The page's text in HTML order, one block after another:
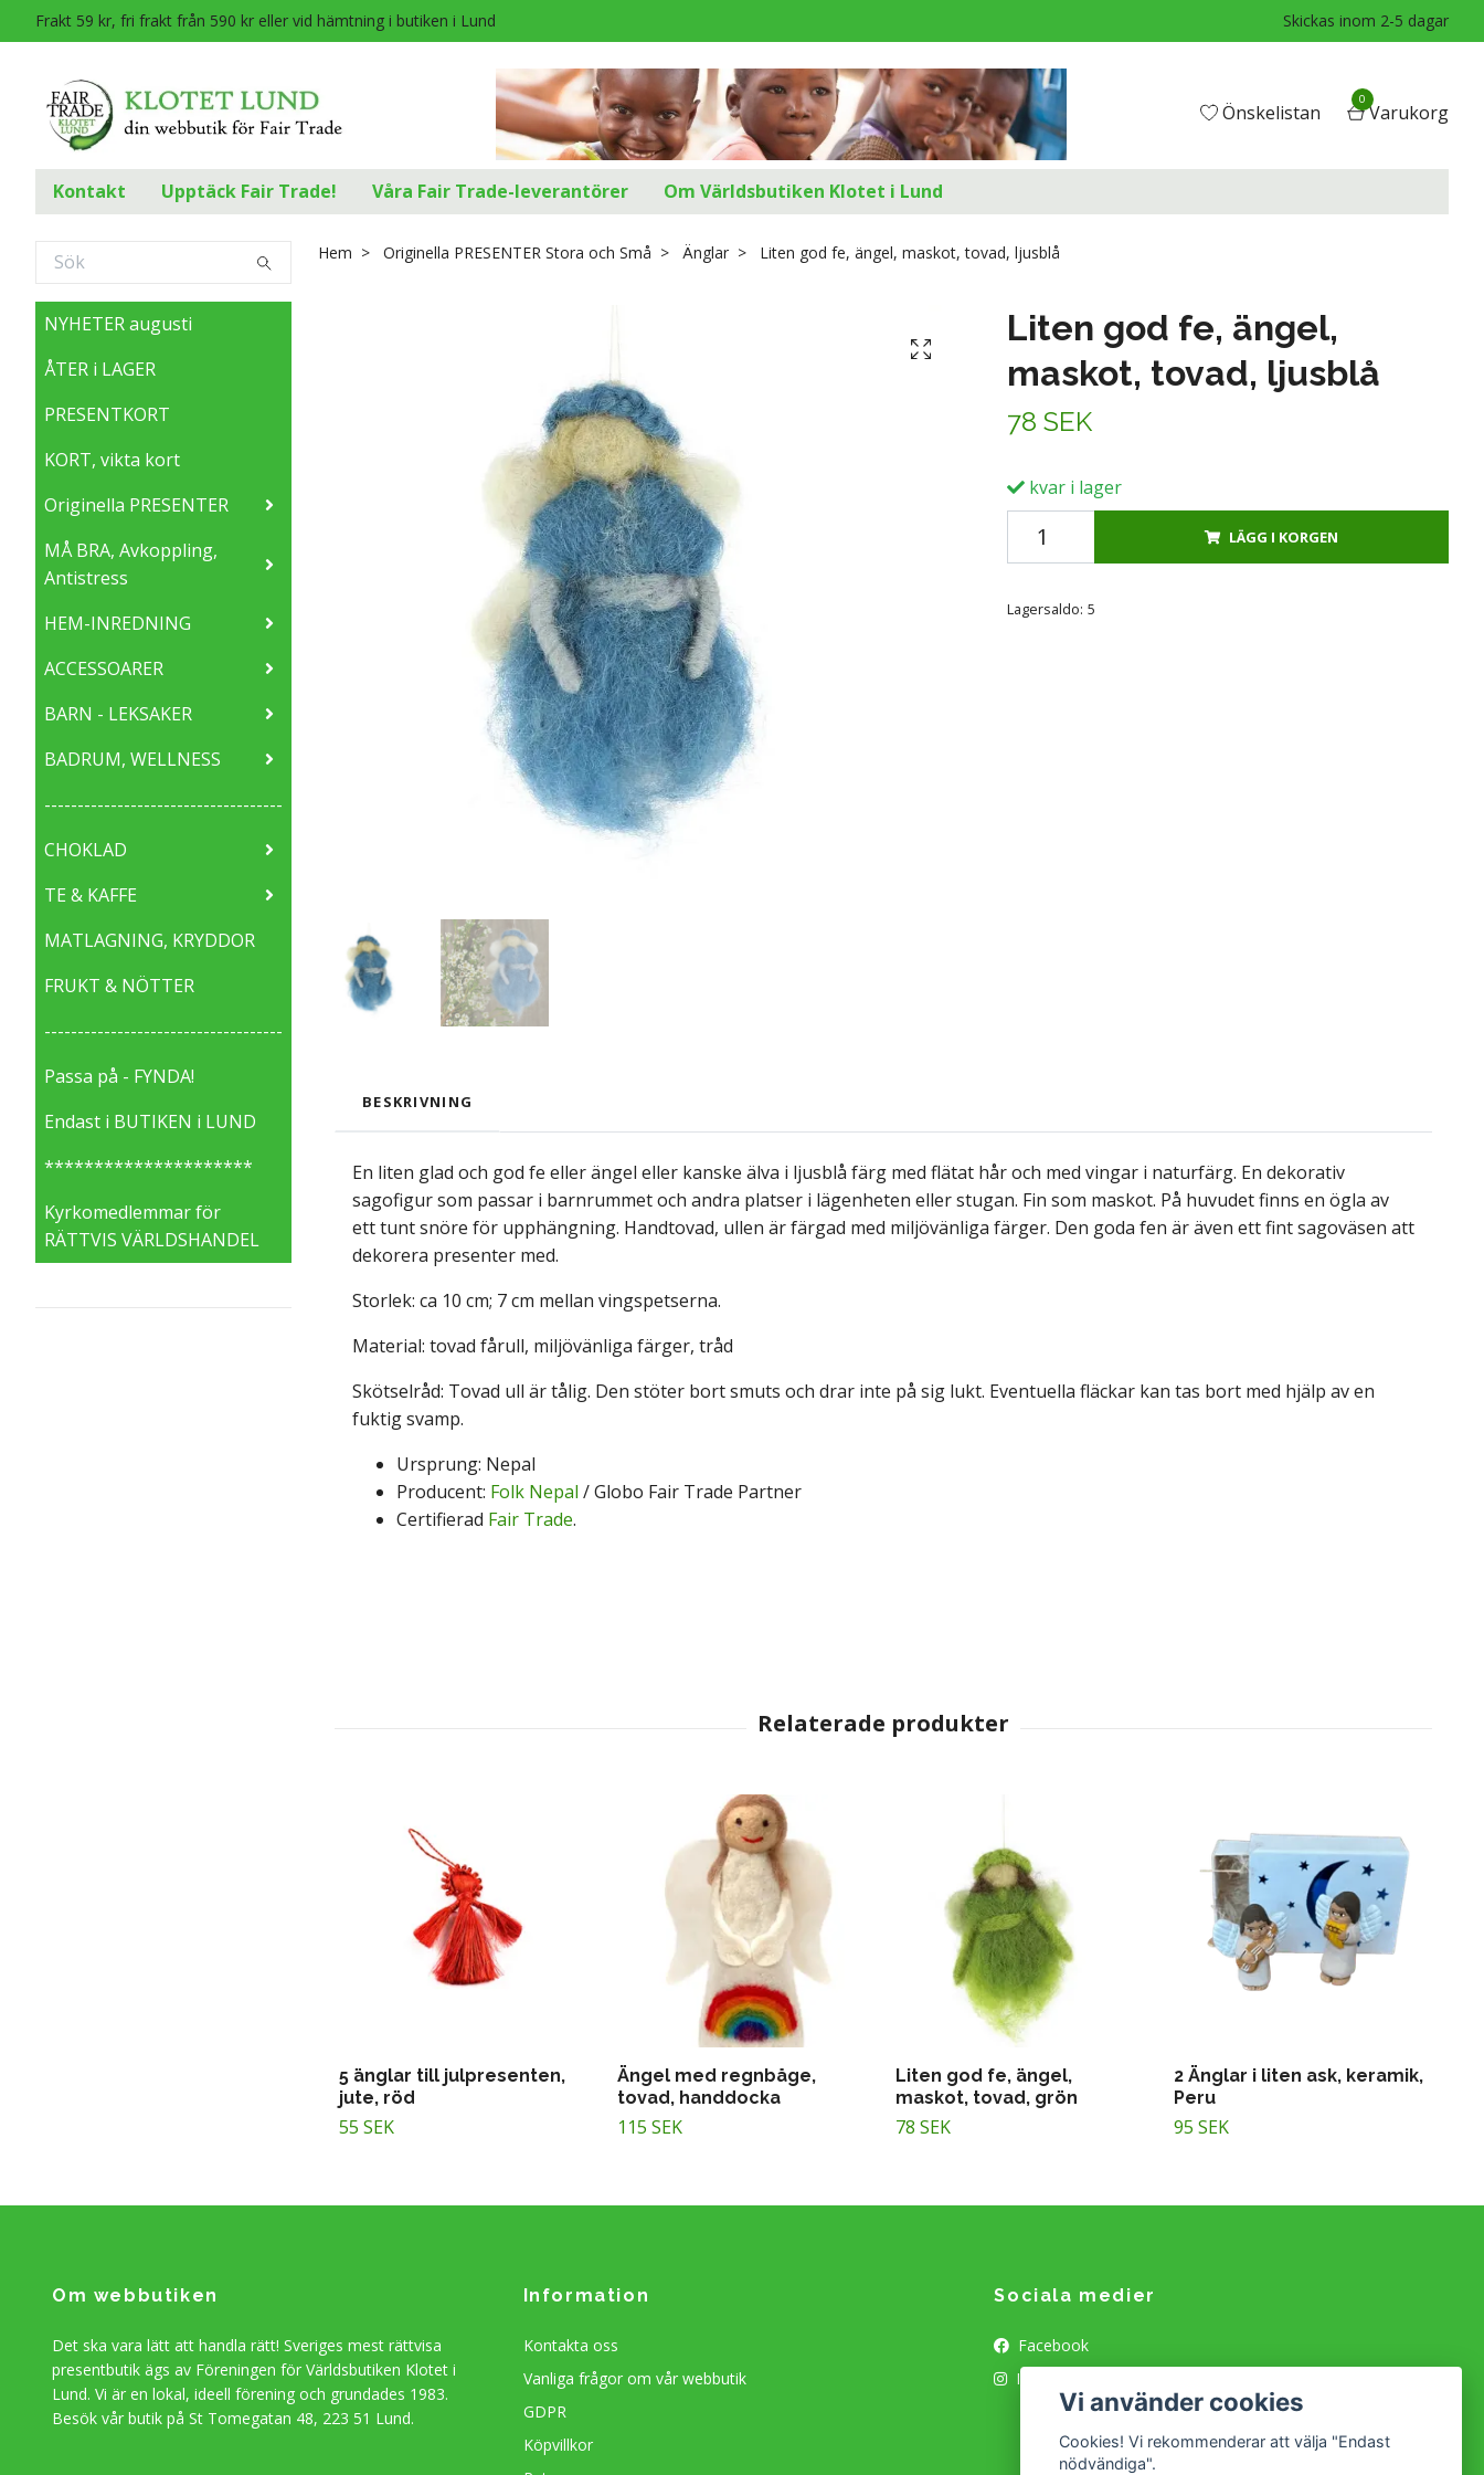
Frakt 59 kr, fri frakt från 590 kr eller vid hämtning i butiken i Lund Skickas inom 2-5 dagar
Önskelistan
0
Varukorg
Kontakt Upptäck Fair Trade! Våra Fair Trade-leverantörer Om Världsbutiken Klotet i Lund
NYHETER augusti
ÅTER i LAGER
PRESENTKORT
KORT, vikta kort
Originella PRESENTER
MÅ BRA, Avkoppling,
Antistress
HEM-INREDNING
ACCESSOARER
BARN - LEKSAKER
BADRUM, WELLNESS
------------------------------------
CHOKLAD
TE & KAFFE
MATLAGNING, KRYDDOR
FRUKT & NÖTTER
------------------------------------
Passa på - FYNDA!
Endast i BUTIKEN i LUND
*********************
Kyrkomedlemmar för
RÄTTVIS VÄRLDSHANDEL
Hem Originella PRESENTER Stora och Små Änglar Liten god fe, ängel, maskot, tovad, ljusblå
Liten god fe, ängel,
maskot, tovad, ljusblå
78 SEK
kvar i lager
LÄGG I KORGEN
Lagersaldo: 5
BESKRIVNING
En liten glad och god fe eller ängel eller kanske älva i ljusblå färg med flätat hår och med vingar i naturfärg. En dekorativ
sagofigur som passar i barnrummet och andra platser i lägenheten eller stugan. Fin som maskot. På huvudet finns en ögla av
ett tunt snöre för upphängning. Handtovad, ullen är färgad med miljövänliga färger. Den goda fen är även ett fint sagoväsen att
dekorera presenter med.
Storlek: ca 10 cm; 7 cm mellan vingspetserna.
Material: tovad fårull, miljövänliga färger, tråd
Skötselråd: Tovad ull är tålig. Den stöter bort smuts och drar inte på sig lukt. Eventuella fläckar kan tas bort med hjälp av en
fuktig svamp.
Ursprung: Nepal
Producent: Folk Nepal / Globo Fair Trade Partner
Certifierad Fair Trade.
5 änglar till julpresenten,
jute, röd
55 SEK
Ängel med regnbåge,
tovad, handdocka
115 SEK
Liten god fe, ängel,
maskot, tovad, grön
78 SEK
2 Änglar i liten ask, keramik,
Peru
95 SEK
Om webbutiken
Det ska vara lätt att handla rätt! Sveriges mest rättvisa
presentbutik ägs av Föreningen för Världsbutiken Klotet i
Lund. Vi är en lokal, ideell förening och grundades 1983.
Besök vår butik på St Tomegatan 48, 223 51 Lund.
Information
Kontakta oss
Vanliga frågor om vår webbutik
GDPR
Köpvillkor
Sociala medier
Facebook
Instagram
Vi använder cookies
Cookies! Vi rekommenderar att välja "Endast
nödvändiga".